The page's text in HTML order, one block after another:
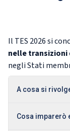
Il TES 2026 si
nelle
negli Stati
A cosa si
Cosa imparerò